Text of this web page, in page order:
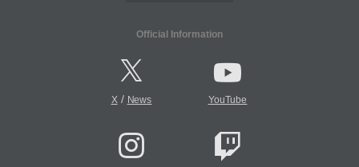
Official Information
X/ News YouTube